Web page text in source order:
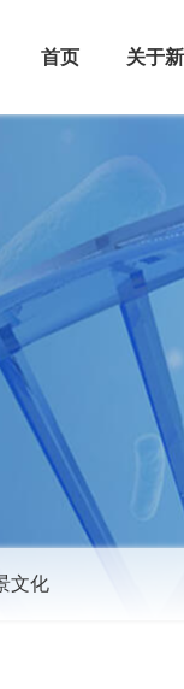
首页 关于
文化